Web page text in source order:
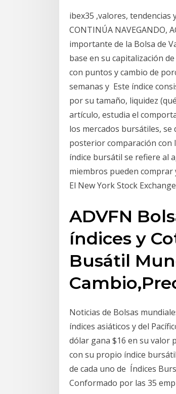
ibex35 ,valores, tendencias
CONTINÚA NAVEGANDO,
importante de la Bolsa de
base en su capitalización
con puntos y cambio de
semanas y Este índice
por su tamaño, liquidez
artículo, estudia el
los mercados bursátiles, se
posterior comparación con
índice bursátil se refiere al
miembros pueden comprar
El New York Stock
ADVFN
índices y
Busátil
Noticias de Bolsas
índices asiáticos y del
dólar gana $16 en su valor
con su propio índice
de cada uno de Índices
Conformado por las 35